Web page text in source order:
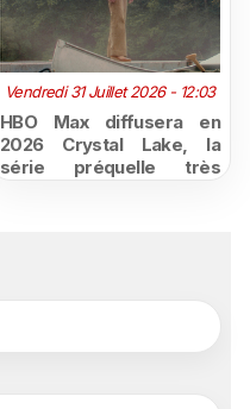
Vendredi 31 Juillet 2026 - 12:03
HBO Max diffusera en
2026 Crystal Lake, la
série préquelle très